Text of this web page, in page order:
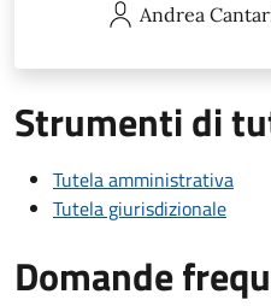
Andrea
Strumenti di
Tutela amministrativa
Tutela giurisdizionale
Domande